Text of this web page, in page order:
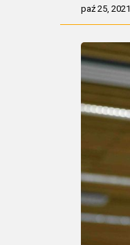
paź 25, 2021